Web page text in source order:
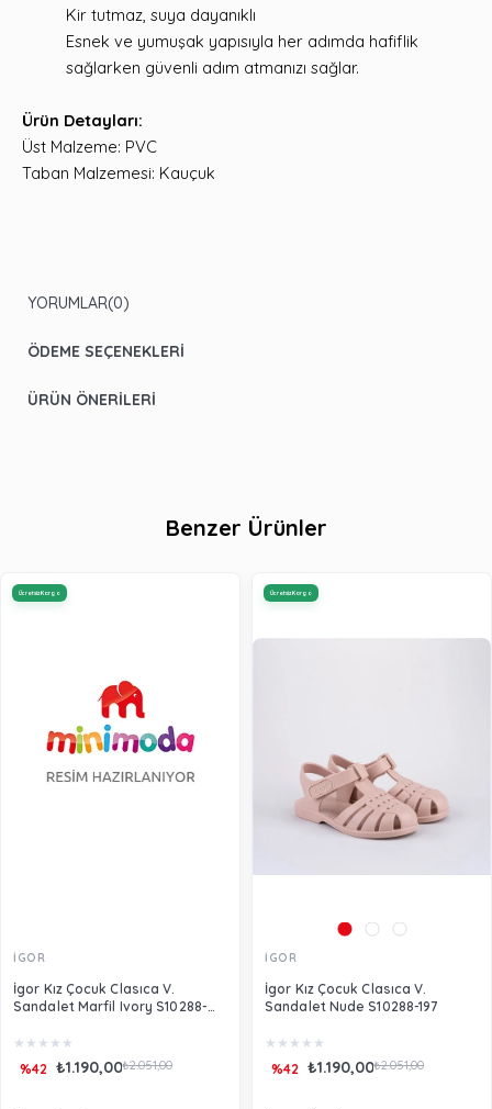
Kir tutmaz, suya dayanıklı
Esnek ve yumuşak yapısıyla her adımda hafiflik
sağlarken güvenli adım atmanızı sağlar.
Ürün Detayları:
Üst Malzeme: PVC
Taban Malzemesi: Kauçuk
YORUMLAR(0)
ÖDEME SEÇENEKLERI
ÜRÜN ÖNERILERI
Benzer Ürünler
İGOR
İgor Kız Çocuk Clasıca V.
Sandalet Marfil Ivory S10288-
★ ★ ★ ★ ★
₺1.190,00₺2.051,00
%42
Ücretsiz Kargo
İGOR
İgor Kız Çocuk Clasıca V.
Sandalet Nude S10288-197
★ ★ ★ ★ ★
₺1.190,00₺2.051,00
%42
Ücretsiz Kargo